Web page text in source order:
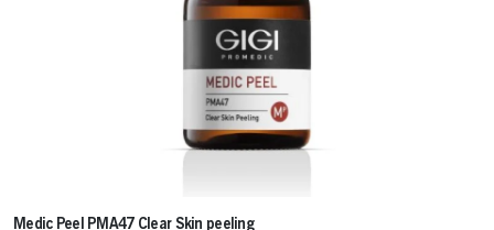
Medic Peel PMA47 Clear Skin peeling